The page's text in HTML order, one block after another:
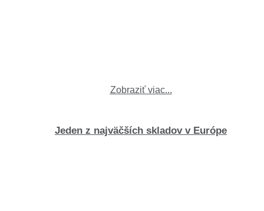
Zobraziť viac...
Jeden z najväčších skladov v Európe